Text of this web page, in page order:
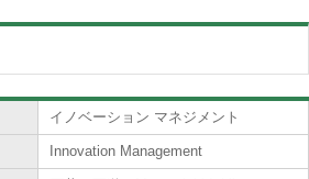
イノベーション マネジメント
Innovation Management